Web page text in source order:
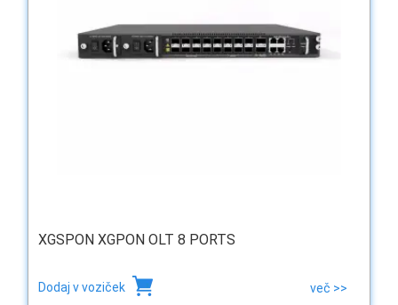
XGSPON XGPON OLT 8 PORTS
Dodaj v voziček več >>